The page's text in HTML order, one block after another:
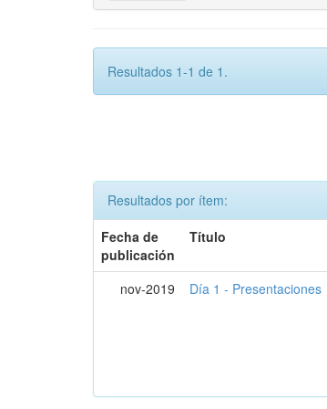
Resultados 1-1 de 1.
Resultados por ítem:
Fecha de
publicación
Título
nov-2019 Día 1 - Presentaciones